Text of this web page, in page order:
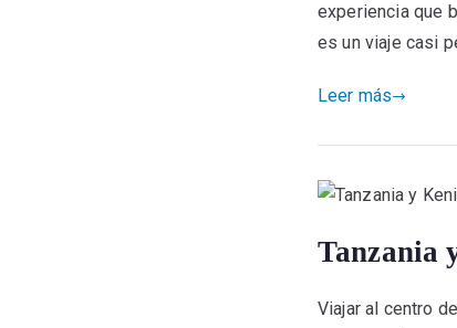
experiencia que
es un viaje casi
Leer más
Tanzania
Viajar al centro